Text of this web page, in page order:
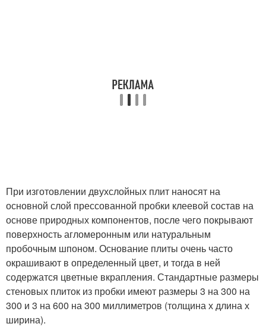
При изготовлении двухслойных плит наносят на
основной слой прессованной пробки клеевой состав на
основе природных компонентов, после чего покрывают
поверхность агломеронным или натуральным
пробочным шпоном. Основание плиты очень часто
окрашивают в определенный цвет, и тогда в ней
содержатся цветные вкрапления. Стандартные размеры
стеновых плиток из пробки имеют размеры 3 на 300 на
300 и 3 на 600 на 300 миллиметров (толщина х длина х
ширина).